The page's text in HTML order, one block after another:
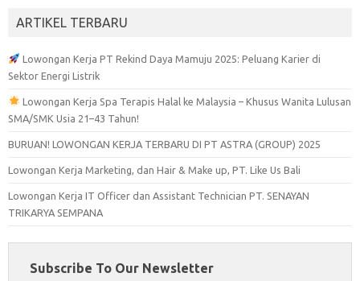
ARTIKEL TERBARU
Lowongan Kerja PT Rekind Daya Mamuju 2025: Peluang Karier di
Sektor Energi Listrik
Lowongan Kerja Spa Terapis Halal ke Malaysia – Khusus Wanita Lulusan
SMA/SMK Usia 21–43 Tahun!
BURUAN! LOWONGAN KERJA TERBARU DI PT ASTRA (GROUP) 2025
Lowongan Kerja Marketing, dan Hair & Make up, PT. Like Us Bali
Lowongan Kerja IT Officer dan Assistant Technician PT. SENAYAN
TRIKARYA SEMPANA
Subscribe To Our Newsletter